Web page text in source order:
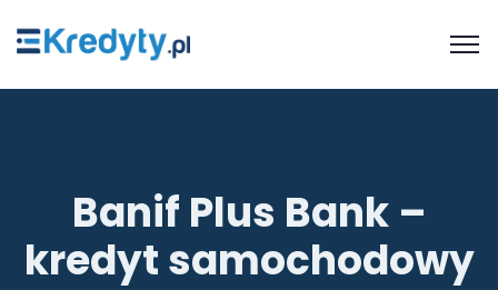
Banif Plus Bank –
kredyt samochodowy